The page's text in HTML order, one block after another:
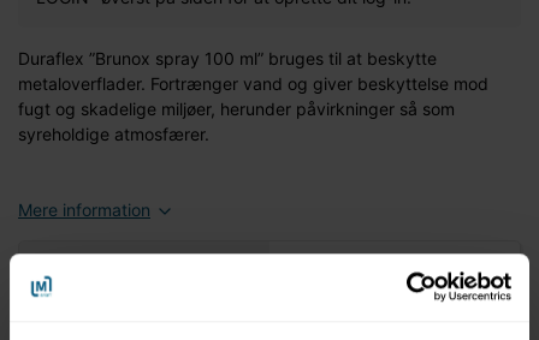
Duraflex ”Brunox spray 100 ml” bruges til at beskytte
metaloverflader. Fortrænger vand og giver beskyttelse mod
fugt og skadelige miljøer, herunder påvirkninger så som
syreholdige atmosfærer.
Mere information
Specifikationer